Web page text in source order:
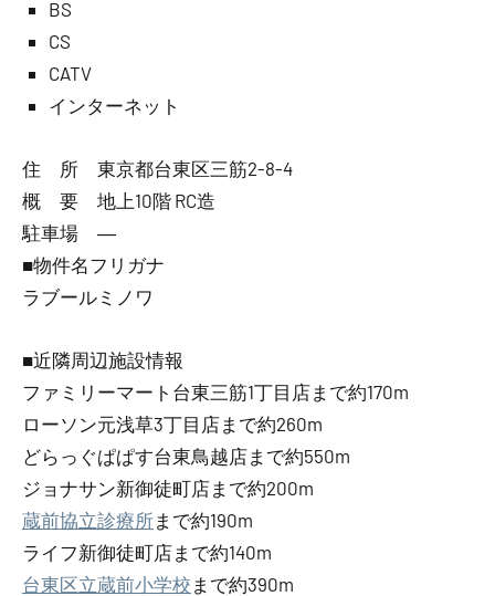
BS
CS
CATV
インターネット
住 所 東京都台東区三筋2-8-4
概 要 地上10階 RC造
駐車場 ―
■物件名フリガナ
ラブールミノワ
■近隣周辺施設情報
ファミリーマート台東三筋1丁目店まで約170m
ローソン元浅草3丁目店まで約260m
どらっぐぱぱす台東鳥越店まで約550m
ジョナサン新御徒町店まで約200m
蔵前協立診療所まで約190m
ライフ新御徒町店まで約140m
台東区立蔵前小学校 まで約390m